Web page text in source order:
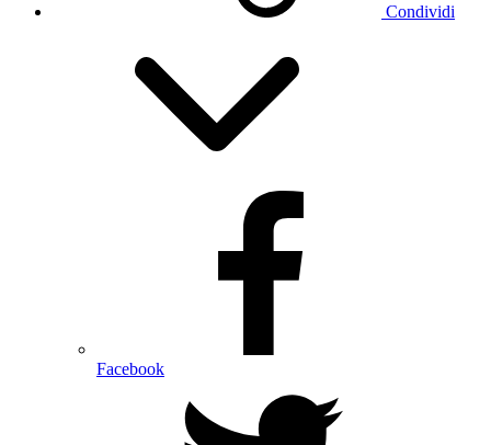
Condividi
Facebook